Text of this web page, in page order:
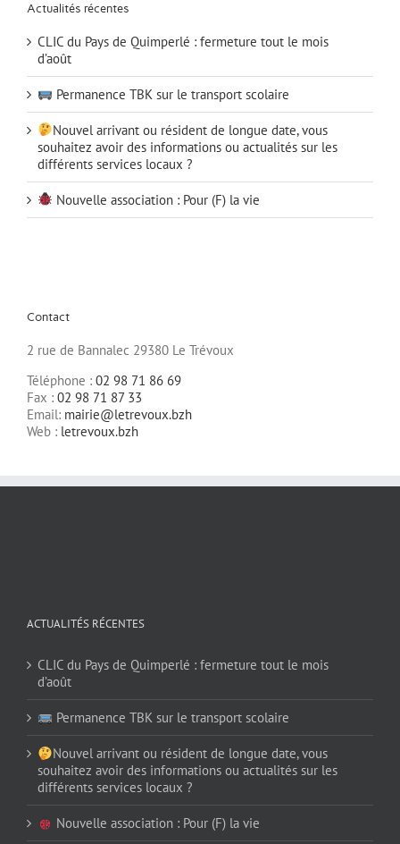
Actualités récentes
CLIC du Pays de Quimperlé : fermeture tout le mois
d’août
Permanence TBK sur le transport scolaire
Nouvel arrivant ou résident de longue date, vous
souhaitez avoir des informations ou actualités sur les
différents services locaux ?
Nouvelle association : Pour (F) la vie
Contact
2 rue de Bannalec 29380 Le Trévoux
Téléphone : 02 98 71 86 69
Fax : 02 98 71 87 33
Email: mairie@letrevoux.bzh
Web : letrevoux.bzh
ACTUALITÉS RÉCENTES
CLIC du Pays de Quimperlé : fermeture tout le mois
d’août
Permanence TBK sur le transport scolaire
Nouvel arrivant ou résident de longue date, vous
souhaitez avoir des informations ou actualités sur les
différents services locaux ?
Nouvelle association : Pour (F) la vie